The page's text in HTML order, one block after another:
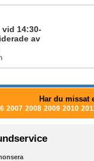
14:30-
av
Har du missat
2007 2008 2009 2010